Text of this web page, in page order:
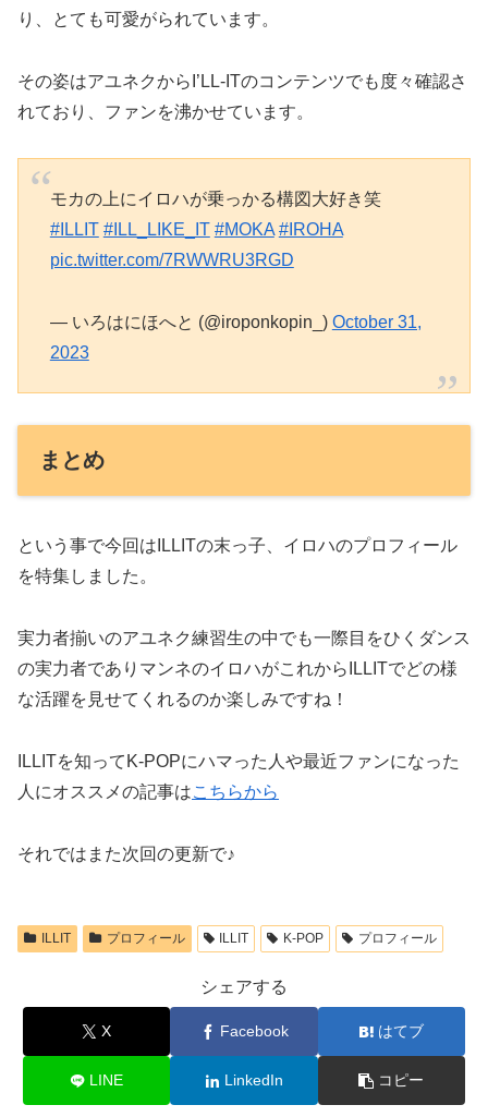
り、とても可愛がられています。
その姿はアユネクからI’LL-ITのコンテンツでも度々確認さ
れており、ファンを沸かせています。
モカの上にイロハが乗っかる構図大好き笑
#ILLIT #ILL_LIKE_IT #MOKA #IROHA
pic.twitter.com/7RWWRU3RGD
— いろはにほへと (@iroponkopin_) October 31,
2023
まとめ
という事で今回はILLITの末っ子、イロハのプロフィール
を特集しました。
実力者揃いのアユネク練習生の中でも一際目をひくダンス
の実力者でありマンネのイロハがこれからILLITでどの様
な活躍を見せてくれるのか楽しみですね！
ILLITを知ってK-POPにハマった人や最近ファンになった
人にオススメの記事はこちらから
それではまた次回の更新で♪
ILLIT プロフィール ILLIT K-POP プロフィール
シェアする
X Facebook はてブ
LINE LinkedIn コピー